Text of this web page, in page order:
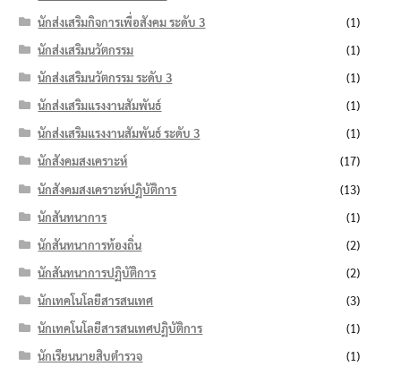
นักส่งเสริมกิจการเพื่อสังคม ระดับ 3
(1)
นักส่งเสริมนวัตกรรม
(1)
นักส่งเสริมนวัตกรรม ระดับ 3
(1)
นักส่งเสริมแรงงานสัมพันธ์
(1)
นักส่งเสริมแรงงานสัมพันธ์ ระดับ 3
(1)
นักสังคมสงเคราะห์
(17)
นักสังคมสงเคราะห์ปฏิบัติการ
(13)
นักสันทนาการ
(1)
นักสันทนาการท้องถิ่น
(2)
นักสันทนาการปฏิบัติการ
(2)
นักเทคโนโลยีสารสนเทศ
(3)
นักเทคโนโลยีสารสนเทศปฏิบัติการ
(1)
นักเรียนนายสิบตำรวจ
(1)